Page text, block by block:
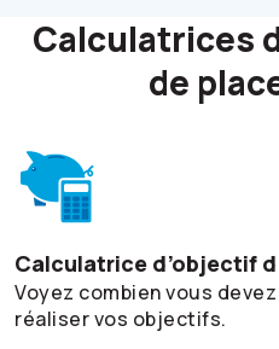
Calculatrices
de
Calculatrice d’objectif
Voyez combien vous
réaliser vos objectifs.